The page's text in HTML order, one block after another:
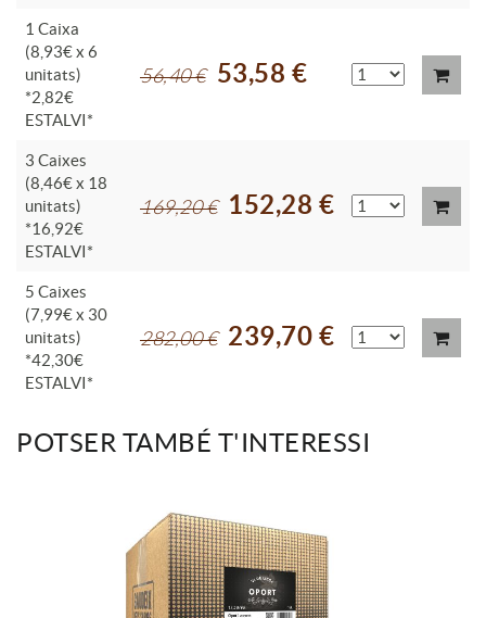
1 Caixa
(8,93€ x 6
unitats)
*2,82€
ESTALVI*
56,40 € 53,58 €
3 Caixes
(8,46€ x 18
unitats)
*16,92€
ESTALVI*
169,20 € 152,28 €
5 Caixes
(7,99€ x 30
unitats)
*42,30€
ESTALVI*
282,00 € 239,70 €
POTSER TAMBÉ T'INTERESSI